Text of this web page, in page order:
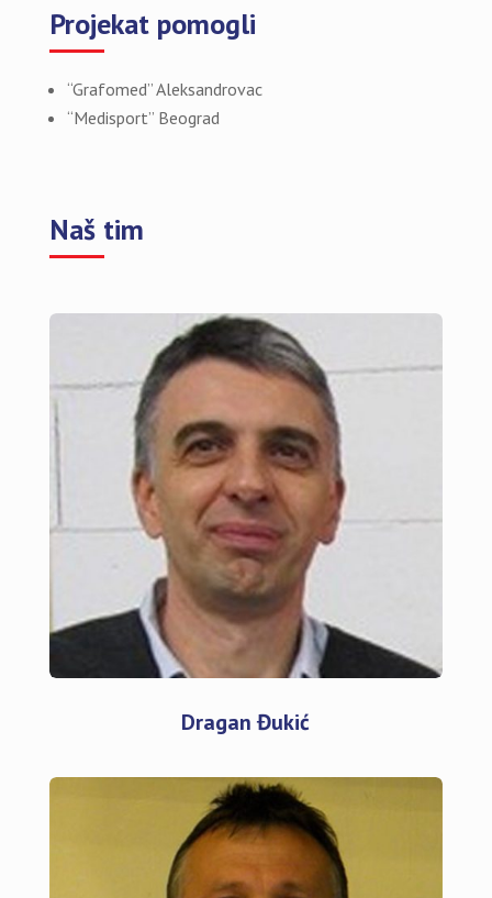
Projekat pomogli
“Grafomed” Aleksandrovac
“Medisport” Beograd
Naš tim
Dragan Đukić